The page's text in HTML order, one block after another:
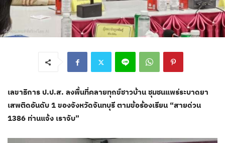
เลขาธิการ ป.ป.ส. ลงพื้นที่คลายทุกข์ชาวบ้าน ชุมชนแพร่ระบาดยา
เสพติดอันดับ 1 ของจังหวัดจันทบุรี ตามข้อร้องเรียน “สายด่วน
1386 ท่านแจ้ง เราจับ”